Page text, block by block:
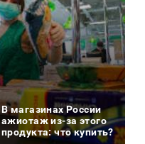
В магазинах России
ажиотаж из-за этого
продукта: что купить?